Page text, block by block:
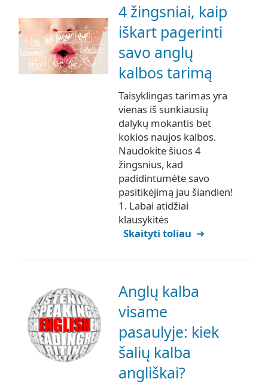
4 žingsniai, kaip
iškart pagerinti
savo anglų
kalbos tarimą
Taisyklingas tarimas yra
vienas iš sunkiausių
dalykų mokantis bet
kokios naujos kalbos.
Naudokite šiuos 4
žingsnius, kad
padidintumėte savo
pasitikėjimą jau šiandien!
1. Labai atidžiai
klausykitės
Skaityti toliau
Anglų kalba
visame
pasaulyje: kiek
šalių kalba
angliškai?